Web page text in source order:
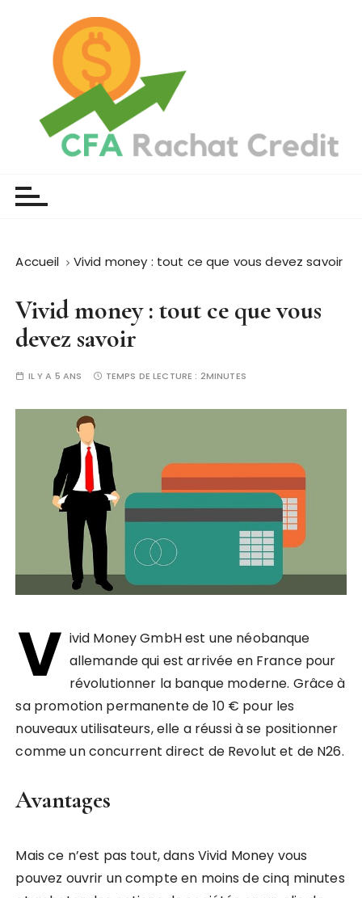
Accueil Vivid money : tout ce que vous devez savoir
Vivid money : tout ce que vous
devez savoir
IL Y A 5 ANS TEMPS DE LECTURE : 2MINUTES
V ivid Money GmbH est une néobanque
allemande qui est arrivée en France pour
révolutionner la banque moderne. Grâce à
sa promotion permanente de 10 € pour les
nouveaux utilisateurs, elle a réussi à se positionner
comme un concurrent direct de Revolut et de N26.
Avantages
Mais ce n’est pas tout, dans Vivid Money vous
pouvez ouvrir un compte en moins de cinq minutes